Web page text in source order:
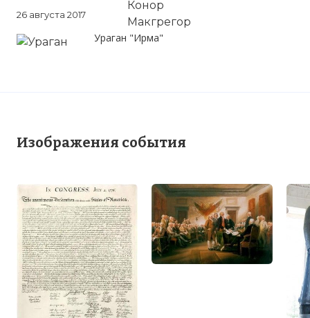
26 августа 2017
Ураган "Ирма"
Изображения события
America the Story of Us: Declaration of
Имя: